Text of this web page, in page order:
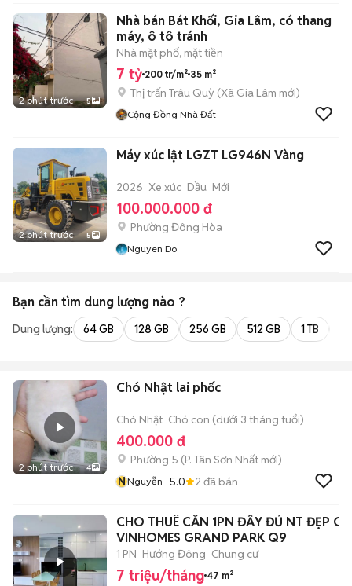
2 phút trước 5
Nhà bán Bát Khối, Gia Lâm, có thang
máy, ô tô tránh
Nhà mặt phố, mặt tiền
7 tỷ 200 tr/m² 35 m²
Thị trấn Trâu Quỳ (Xã Gia Lâm mới)
Cộng Đồng Nhà Đất
2 phút trước 5
Máy xúc lật LGZT LG946N Vàng
2026 Xe xúc Dầu Mới
100.000.000 đ
Phường Đông Hòa
Nguyen Do
Bạn cần tìm dung lượng nào ?
Dung lượng: 64 GB 128 GB 256 GB 512 GB 1 TB
2 phút trước 4
Chó Nhật lai phốc
Chó Nhật Chó con (dưới 3 tháng tuổi)
400.000 đ
Phường 5 (P. Tân Sơn Nhất mới)
NNguyễn 5.0 2 đã bán
CHO THUÊ CĂN 1PN ĐẦY ĐỦ NT ĐẸP
VINHOMES GRAND PARK Q9
1 PN Hướng Đông Chung cư
7 triệu/tháng 47 m²